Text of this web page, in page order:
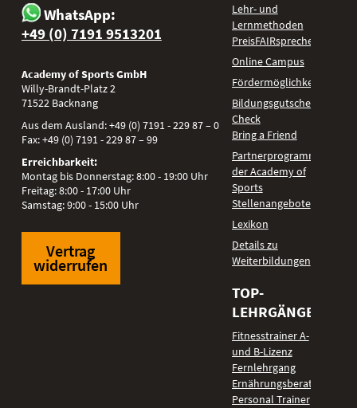
WhatsApp:
+49 (0) 7191 9513201
Academy of Sports GmbH
Willy-Brandt-Platz 2
71522 Backnang
Aus dem Ausland:+49 (0) 7191 - 229 87 – 0
Fax:+49 (0) 7191 - 229 87 – 99
Erreichbarkeit:
Montag bis Donnerstag: 8:00 - 19:00 Uhr
Freitag: 8:00 - 17:00 Uhr
Samstag: 9:00 - 15:00 Uhr
Vertrag
widerrufen
Lehr- und
Lernmethoden
PreisFAIRsprechen
Online Campus
Fördermöglichkeiten
Bildungsgutschein
Check
Bring a Friend
Partnerprogramm
der Academy of
Sports
Stellenangebote
Lexikon
Details zu
Weiterbildungen
TOP-
LEHRGÄNGE
Fitnesstrainer A-
und B-Lizenz
Fernlehrgang
Ernährungsberater
Personal Trainer